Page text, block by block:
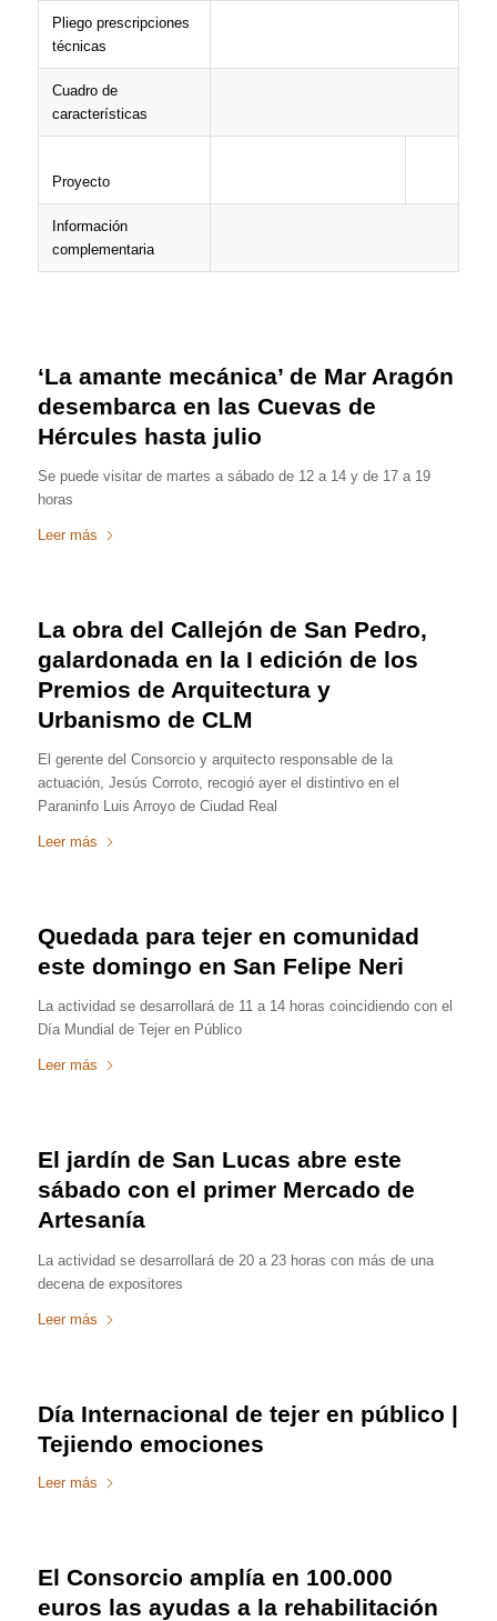
Pliego prescripciones
técnicas
Cuadro de
características
Proyecto
Información
complementaria
‘La amante mecánica’ de Mar Aragón
desembarca en las Cuevas de
Hércules hasta julio
Se puede visitar de martes a sábado de 12 a 14 y de 17 a 19
horas
Leer más
La obra del Callejón de San Pedro,
galardonada en la I edición de los
Premios de Arquitectura y
Urbanismo de CLM
El gerente del Consorcio y arquitecto responsable de la
actuación, Jesús Corroto, recogió ayer el distintivo en el
Paraninfo Luis Arroyo de Ciudad Real
Leer más
Quedada para tejer en comunidad
este domingo en San Felipe Neri
La actividad se desarrollará de 11 a 14 horas coincidiendo con el
Día Mundial de Tejer en Público
Leer más
El jardín de San Lucas abre este
sábado con el primer Mercado de
Artesanía
La actividad se desarrollará de 20 a 23 horas con más de una
decena de expositores
Leer más
Día Internacional de tejer en público |
Tejiendo emociones
Leer más
El Consorcio amplía en 100.000
euros las ayudas a la rehabilitación